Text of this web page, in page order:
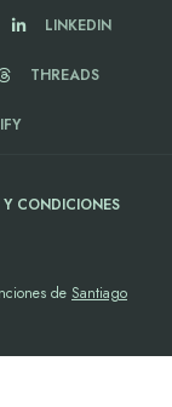
LINKEDIN
THREADS
CONDICIONES
de Santiago